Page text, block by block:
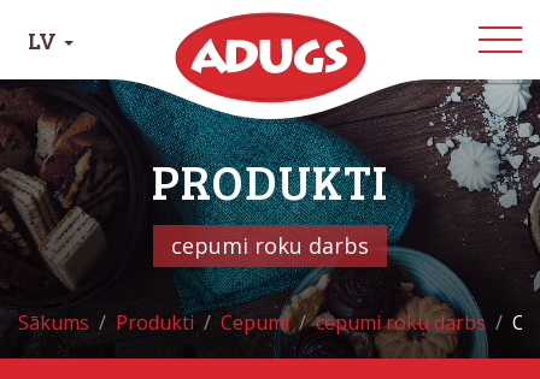
LV
PRODUKTI
cepumi roku darbs
Sākums Produkti Cepumi cepumi roku darbs